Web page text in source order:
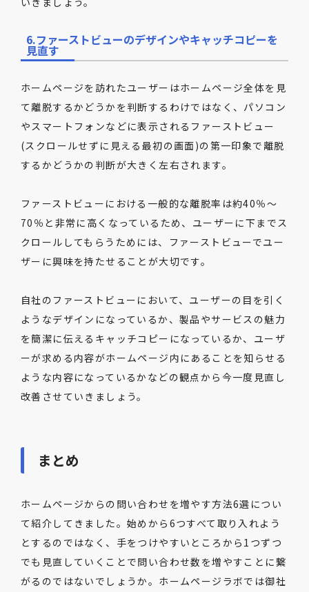
6.ファーストビューのデザインやキャッチコピーを
見直す
ホームページを訪れたユーザーはホームページ全体を見
て離脱するかどうかを判断するわけではなく、パソコン
やスマートフォンなどに表示されるファーストビュー
(スクロールせずに見える最初の画面)の第一印象で離脱
するかどうかの判断が大きく左右されます。
ファーストビューにおける一般的な離脱率は約40％～
70％と非常に高くなっているため、ユーザーに下までス
クロールしてもらうためには、ファーストビューでユー
ザーに興味を持たせることが大切です。
自社のファーストビューにおいて、ユーザーの目を引く
ようなデザインになっているか、製品やサービスの魅力
を簡潔に伝えるキャッチコピーになっているか、ユーザ
ーが求める内容がホームページ内にあることを知らせる
ような内容になっているかなどの観点から今一度見直し
改善させていきましょう。
まとめ
ホームページからの問い合わせを増やす方法6選につい
て紹介してきました。始めから6つすべて取り入れよう
とするのではなく、手をつけやすいところから1つずつ
でも見直していくことで問い合わせ数を増やすことに繋
がるのではないでしょうか。ホームページラボでは御社